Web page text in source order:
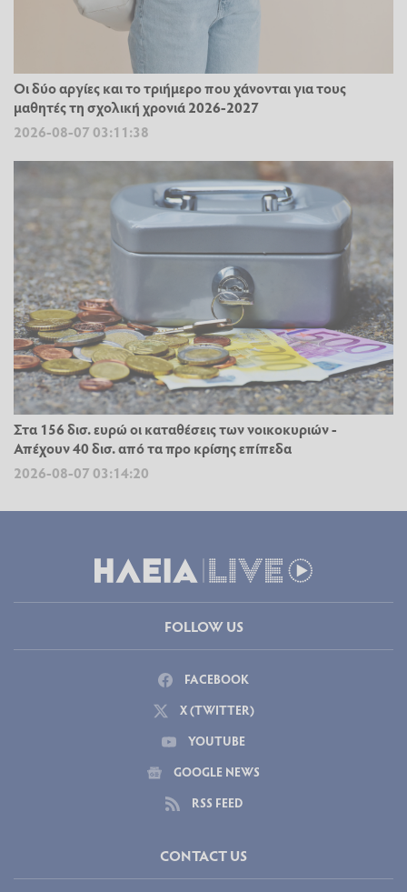
Οι δύο αργίες και το τριήμερο που χάνονται για τους
μαθητές τη σχολική χρονιά 2026-2027
2026-08-07 03:11:38
Στα 156 δισ. ευρώ οι καταθέσεις των νοικοκυριών -
Απέχουν 40 δισ. από τα προ κρίσης επίπεδα
2026-08-07 03:14:20
FOLLOW US
FACEBOOK
X (TWITTER)
YOUTUBE
GOOGLE NEWS
RSS FEED
CONTACT US